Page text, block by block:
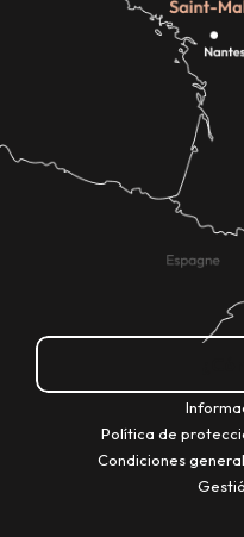
Política de
Condiciones